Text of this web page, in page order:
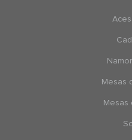
Mesas
Mesas